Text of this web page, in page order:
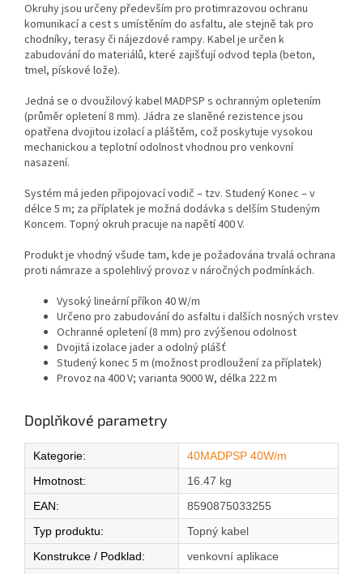
Okruhy jsou určeny především pro protimrazovou ochranu
komunikací a cest s umístěním do asfaltu, ale stejně tak pro
chodníky, terasy či nájezdové rampy. Kabel je určen k
zabudování do materiálů, které zajišťují odvod tepla (beton,
tmel, pískové lože).
Jedná se o dvoužilový kabel MADPSP s ochranným opletením
(průměr opletení 8 mm). Jádra ze slaněné rezistence jsou
opatřena dvojitou izolací a pláštěm, což poskytuje vysokou
mechanickou a teplotní odolnost vhodnou pro venkovní
nasazení.
Systém má jeden připojovací vodič – tzv. Studený Konec – v
délce 5 m; za příplatek je možná dodávka s delším Studeným
Koncem. Topný okruh pracuje na napětí 400 V.
Produkt je vhodný všude tam, kde je požadována trvalá ochrana
proti námraze a spolehlivý provoz v náročných podmínkách.
Vysoký lineární příkon 40 W/m
Určeno pro zabudování do asfaltu i dalších nosných vrstev
Ochranné opletení (8 mm) pro zvýšenou odolnost
Dvojitá izolace jader a odolný plášť
Studený konec 5 m (možnost prodloužení za příplatek)
Provoz na 400 V; varianta 9000 W, délka 222 m
Doplňkové parametry
Kategorie:
40MADPSP 40W/m
Hmotnost:
16.47 kg
EAN:
8590875033255
Typ produktu:
Topný kabel
Konstrukce / Podklad:
venkovní aplikace